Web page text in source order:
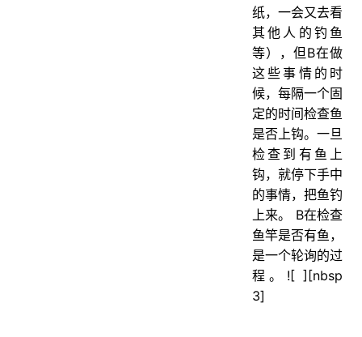
纸，一会又去看
其他人的钓鱼
等），但B在做
这些事情的时
候，每隔一个固
定的时间检查鱼
是否上钩。一旦
检查到有鱼上
钩，就停下手中
的事情，把鱼钓
上来。 B在检查
鱼竿是否有鱼，
是一个轮询的过
程。![ ][nbsp
3]